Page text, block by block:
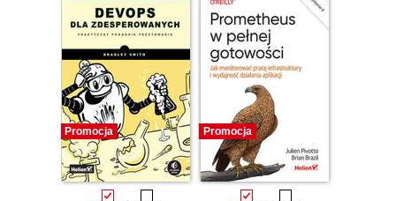
Promocja Promocja